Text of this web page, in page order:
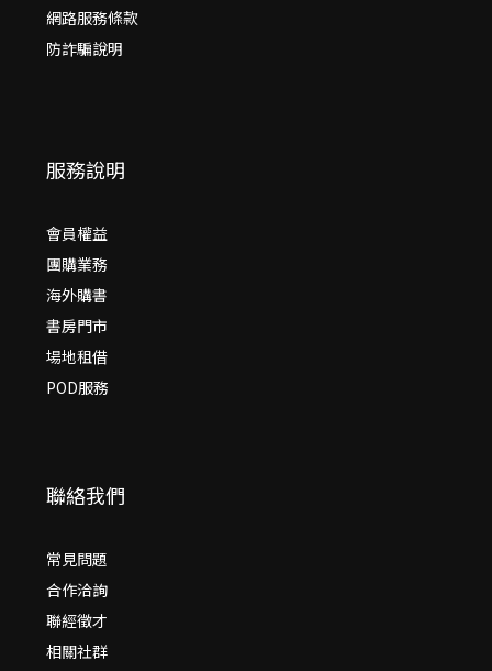
網路服務條款
防詐騙說明
服務說明
會員權益
團購業務
海外購書
書房門市
場地租借
POD服務
聯絡我們
常見問題
合作洽詢
聯經徵才
相關社群